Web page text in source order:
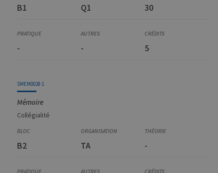
B1 Q1 30
- - 5
SMEM0028-1
Mémoire
Collégialité
B2 TA -